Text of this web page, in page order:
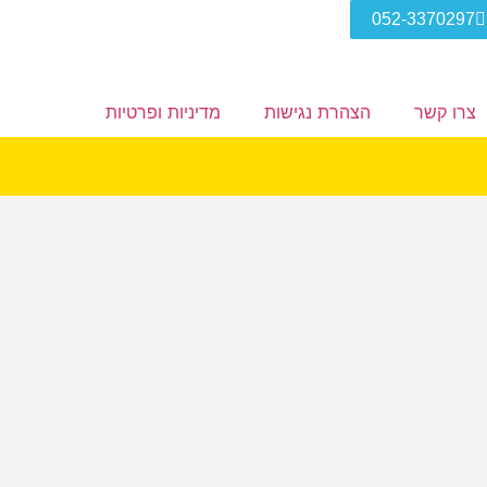
052-3370297
צרו קשר הצהרת נגישות מדיניות ופרטיות